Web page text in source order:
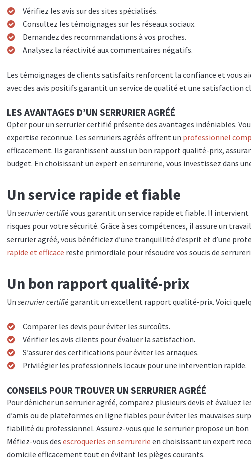
Vérifiez les avis sur des sites spécialisés.
Consultez les témoignages sur les réseaux sociaux.
Demandez des recommandations à vos proches.
Analysez la réactivité aux commentaires négatifs.
Les témoignages de clients satisfaits renforcent la confiance et vous
avec des avis positifs garantit un service de qualité et une satisfaction
LES AVANTAGES D’UN SERRURIER AGRÉÉ
Opter pour un serrurier certifié présente des avantages indéniables.
expertise reconnue. Les serruriers agréés offrent un professionnel
efficacement. Ils garantissent aussi un bon rapport qualité-prix,
budget. En choisissant un expert en serrurerie, vous investissez dans
Un service rapide et fiable
Un serrurier certifiévous garantit un service rapide et fiable. Il
risques pour votre sécurité. Grâce à ses compétences, il assure un
serrurier agréé, vous bénéficiez d’une tranquillité d’esprit et d’une
rapide et efficace reste primordiale pour résoudre vos soucis de
Un bon rapport qualité-prix
Un serrurier certifiégarantit un excellent rapport qualité-prix. Voici
Comparer les devis pour éviter les surcoûts.
Vérifier les avis clients pour évaluer la satisfaction.
S’assurer des certifications pour éviter les arnaques.
Privilégier les professionnels locaux pour une intervention rapide.
CONSEILS POUR TROUVER UN SERRURIER AGRÉÉ
Pour dénicher un serrurier agréé, comparez plusieurs devis et
d’amis ou de plateformes en ligne fiables pour éviter les mauvaises
fiabilité du professionnel. Assurez-vous que le serrurier propose un
Méfiez-vous des escroqueries en serrurerie en choisissant un expert
domicile efficacement tout en évitant les pièges courants.